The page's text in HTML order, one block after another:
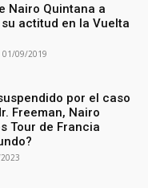
Nairo Quintana a
actitud en la Vuelta
01/09/2019
por el caso
Freeman, Nairo
Tour de Francia